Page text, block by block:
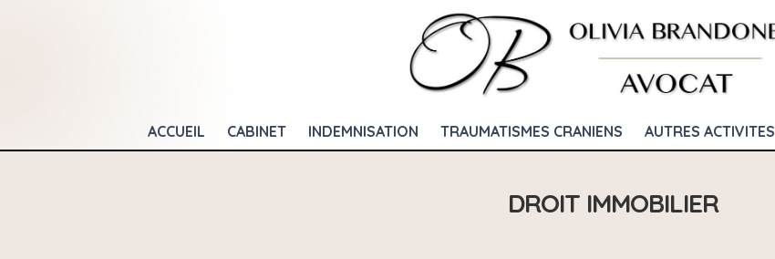
ACCUEIL CABINET INDEMNISATION TRAUMATISMES CRANIENS AUTRES ACTIVITES
DROIT IMMOBILIER